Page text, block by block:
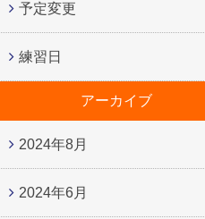
予定変更
練習日
アーカイブ
2024年8月
2024年6月